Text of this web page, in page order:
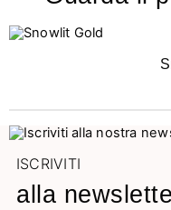
ISCRIVITI
alla